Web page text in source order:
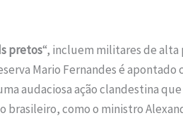
pretos“, incluem militares de
Mario Fernandes é
audaciosa ação clandestina
como o ministro